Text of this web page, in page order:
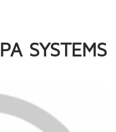
PA SYSTEMS